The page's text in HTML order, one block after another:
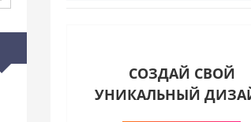
СОЗДАЙ СВОЙ
УНИКАЛЬНЫЙ